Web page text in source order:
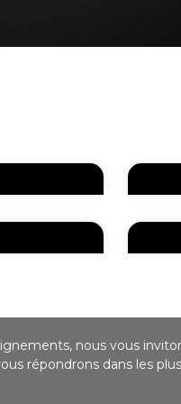
nous vous
répondrons dans les